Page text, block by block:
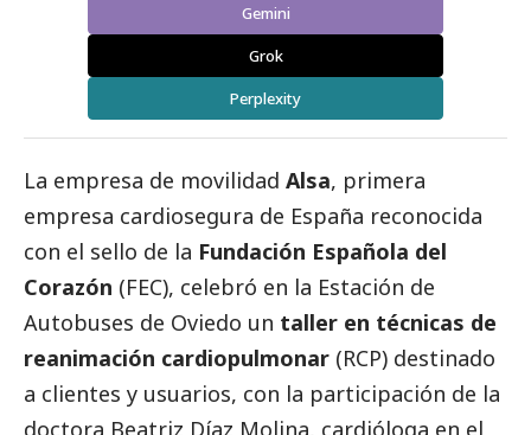
Gemini
Grok
Perplexity
La empresa de movilidad Alsa, primera
empresa cardiosegura de España reconocida
con el sello de la Fundación Española del
Corazón (FEC), celebró en la Estación de
Autobuses de Oviedo un taller en técnicas de
reanimación cardiopulmonar (RCP) destinado
a clientes y usuarios, con la participación de la
doctora Beatriz Díaz Molina, cardióloga en el